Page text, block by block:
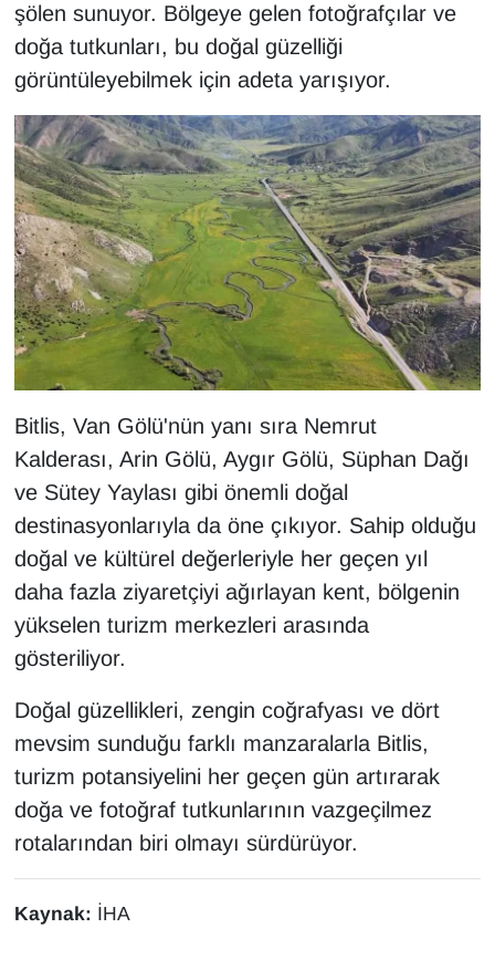
şölen sunuyor. Bölgeye gelen fotoğrafçılar ve
doğa tutkunları, bu doğal güzelliği
görüntüleyebilmek için adeta yarışıyor.
Bitlis, Van Gölü'nün yanı sıra Nemrut
Kalderası, Arin Gölü, Aygır Gölü, Süphan Dağı
ve Sütey Yaylası gibi önemli doğal
destinasyonlarıyla da öne çıkıyor. Sahip olduğu
doğal ve kültürel değerleriyle her geçen yıl
daha fazla ziyaretçiyi ağırlayan kent, bölgenin
yükselen turizm merkezleri arasında
gösteriliyor.
Doğal güzellikleri, zengin coğrafyası ve dört
mevsim sunduğu farklı manzaralarla Bitlis,
turizm potansiyelini her geçen gün artırarak
doğa ve fotoğraf tutkunlarının vazgeçilmez
rotalarından biri olmayı sürdürüyor.
Kaynak: İHA
Sinema - TV
SİYASET
SPOR
TEBRİK
TEKNOLOJİ
Turizm
VAN'DA SPOR
Vasıta
YAŞAM
YEREL